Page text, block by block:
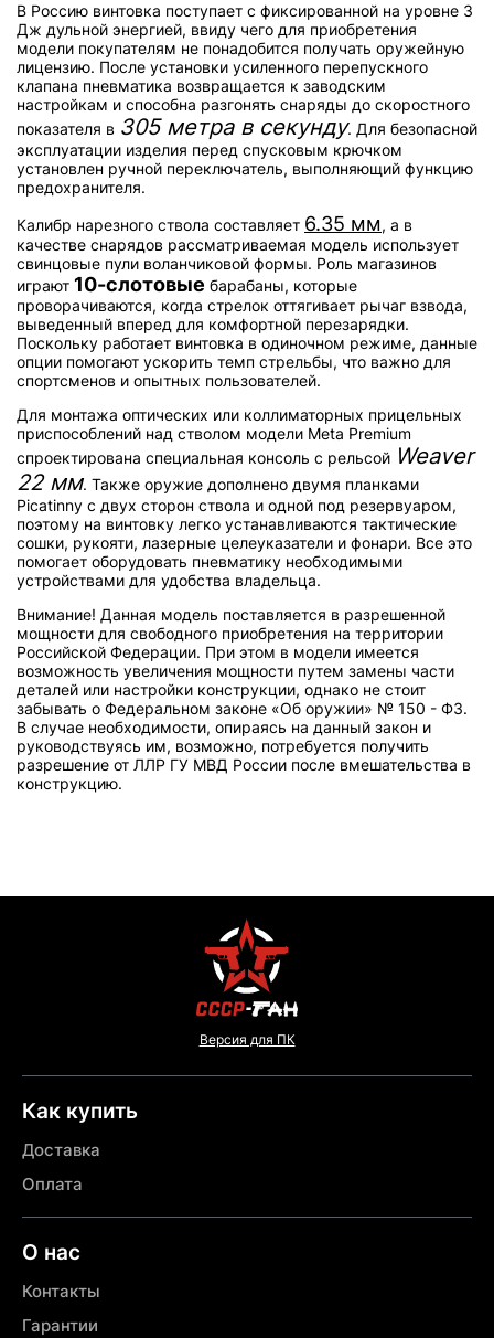
В Россию винтовка поступает с фиксированной на уровне 3
Дж дульной энергией, ввиду чего для приобретения
модели покупателям не понадобится получать оружейную
лицензию. После установки усиленного перепускного
клапана пневматика возвращается к заводским
настройкам и способна разгонять снаряды до скоростного
показателя в 305 метра в секунду. Для безопасной
эксплуатации изделия перед спусковым крючком
установлен ручной переключатель, выполняющий функцию
предохранителя.
Калибр нарезного ствола составляет 6.35 мм, а в
качестве снарядов рассматриваемая модель использует
свинцовые пули воланчиковой формы. Роль магазинов
играют 10-слотовые барабаны, которые
проворачиваются, когда стрелок оттягивает рычаг взвода,
выведенный вперед для комфортной перезарядки.
Поскольку работает винтовка в одиночном режиме, данные
опции помогают ускорить темп стрельбы, что важно для
спортсменов и опытных пользователей.
Для монтажа оптических или коллиматорных прицельных
приспособлений над стволом модели Meta Premium
спроектирована специальная консоль с рельсой Weaver
22 мм. Также оружие дополнено двумя планками
Picatinny с двух сторон ствола и одной под резервуаром,
поэтому на винтовку легко устанавливаются тактические
сошки, рукояти, лазерные целеуказатели и фонари. Все это
помогает оборудовать пневматику необходимыми
устройствами для удобства владельца.
Внимание! Данная модель поставляется в разрешенной
мощности для свободного приобретения на территории
Российской Федерации. При этом в модели имеется
возможность увеличения мощности путем замены части
деталей или настройки конструкции, однако не стоит
забывать о Федеральном законе «Об оружии» № 150 - ФЗ.
В случае необходимости, опираясь на данный закон и
руководствуясь им, возможно, потребуется получить
разрешение от ЛЛР ГУ МВД России после вмешательства в
конструкцию.
Версия для ПК
Как купить
Доставка
Оплата
О нас
Контакты
Гарантии